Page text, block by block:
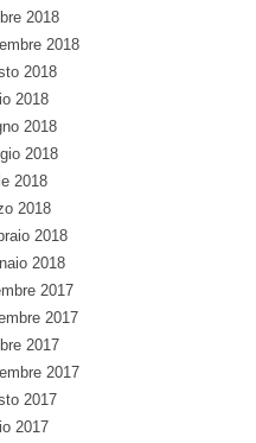
2018
2018
2018
2018
2018
2018
2018
2018
2018
2018
2017
2017
2017
2017
2017
2017